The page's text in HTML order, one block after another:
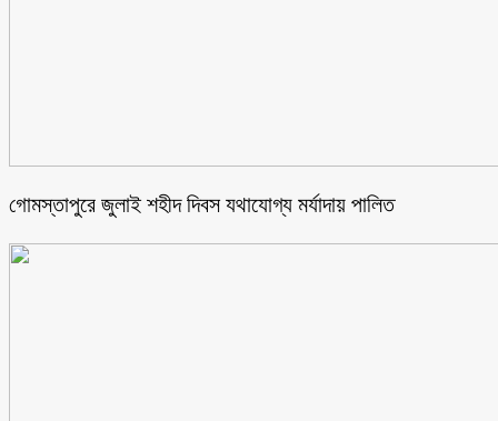
গোমস্তাপুরে জুলাই শহীদ দিবস যথাযোগ্য মর্যাদায় পালিত